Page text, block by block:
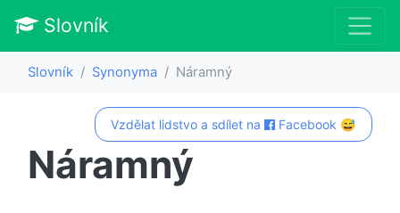
Slovník
Slovník Synonyma Náramný
Vzdělat lidstvo a sdílet na Facebook 😅
Náramný